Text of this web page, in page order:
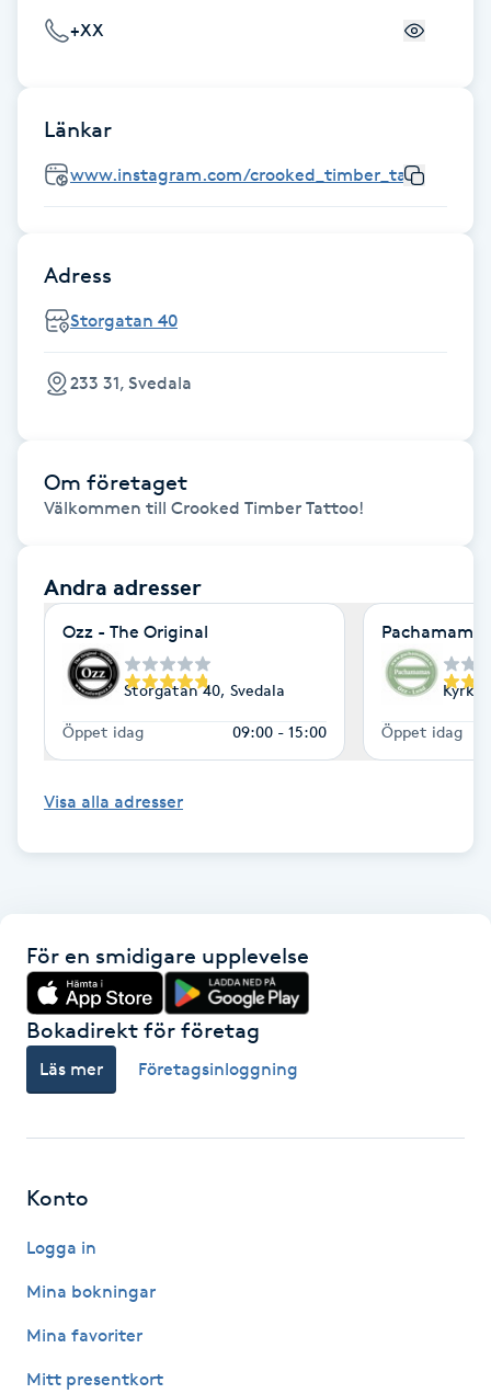
Cryoterapi
D
Damklippning
Dermapen
Extensions
Face framing
Faceliftmassage
Fet hårbotten
Fettreducering
Fibromassage
Fotmassage
Fotsvamp
Fransfärgning
+XX
Länkar
www.instagram.com/
Adress
Storgatan 40
233 31, Svedala
Om företaget
Välkommen till Crooked Timber Tattoo!
Andra adresser
Ozz - The Original
Storgatan 40, Svedala
Öppet idag 09:00 - 15:00 Öppet idag
Visa alla adresser
För en smidigare upplevelse
Bokadirekt för företag
Läs mer Företagsinloggning
Konto
Logga in
Mina bokningar
Mina favoriter
Mitt presentkort